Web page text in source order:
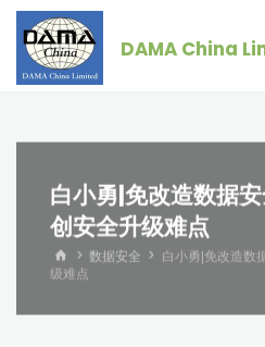
DAMA China
白小勇|免改造数据
创安全升级难点
首
页
数据安全
白小勇|免改造数
级难点